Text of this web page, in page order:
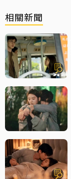
相關新聞